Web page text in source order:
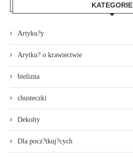
KATEGORIE
Artyku?y
Arytku? o krawiectwie
bielizna
chusteczki
Dekolty
Dla pocz?tkuj?cych